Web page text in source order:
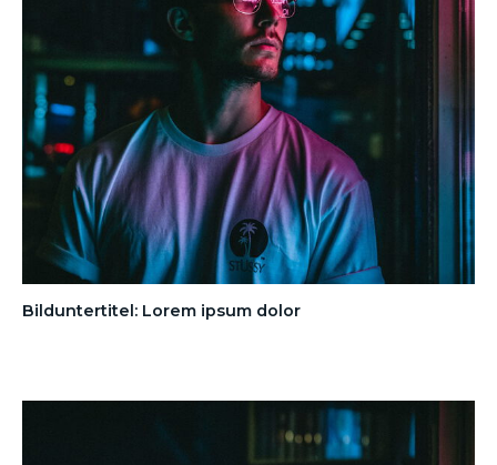
Bilduntertitel: Lorem ipsum dolor